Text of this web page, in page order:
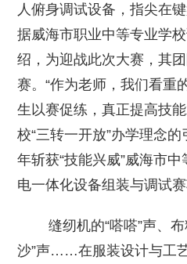
人俯身调试设备，指尖在
据威海市职业中等专业学
绍，为迎战此次大赛，其
赛。“作为老师，我们看重
生以赛促练，真正提高技
校“三转一开放”办学理念
年斩获“技能兴威”威海市
电一体化设备组装与调试赛
缝纫机的“嗒嗒”声、布
沙”声……在服装设计与工